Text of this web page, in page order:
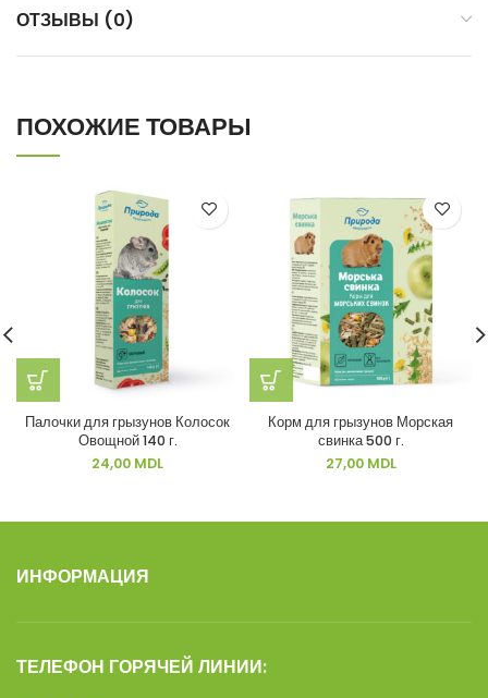
ОТЗЫВЫ (0)
ПОХОЖИЕ ТОВАРЫ
Палочки для грызунов Колосок
Овощной 140 г.
24,00 MDL
Корм для грызунов Морская
свинка 500 г.
27,00 MDL
ИНФОРМАЦИЯ
ТЕЛЕФОН ГОРЯЧЕЙ ЛИНИИ: